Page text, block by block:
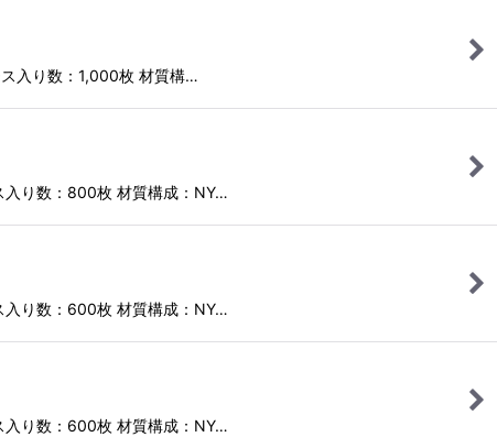
入り数：1,000枚 材質構…
り数：800枚 材質構成：NY…
り数：600枚 材質構成：NY…
り数：600枚 材質構成：NY…